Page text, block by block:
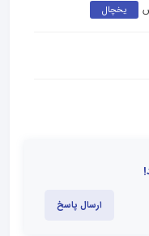
یخچال
ارسال پاسخ